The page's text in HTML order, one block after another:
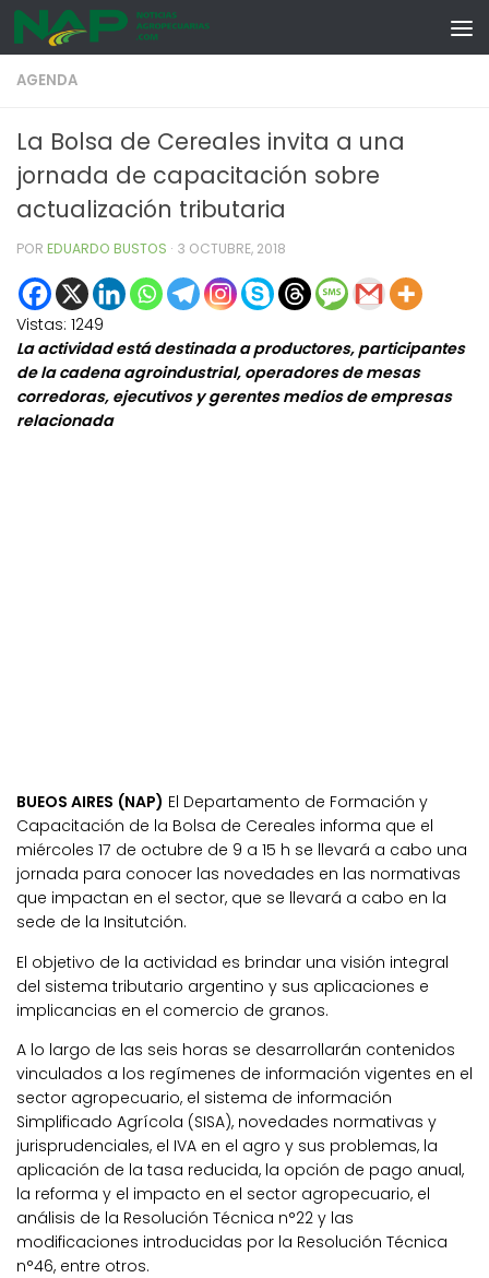
Skip to content
AGENDA
La Bolsa de Cereales invita a una
jornada de capacitación sobre
actualización tributaria
POR EDUARDO BUSTOS · 3 OCTUBRE, 2018
Vistas: 1249
La actividad está destinada a productores, participantes
de la cadena agroindustrial, operadores de mesas
corredoras, ejecutivos y gerentes medios de empresas
relacionada
BUEOS AIRES (NAP) El Departamento de Formación y
Capacitación de la Bolsa de Cereales informa que el
miércoles 17 de octubre de 9 a 15 h se llevará a cabo una
jornada para conocer las novedades en las normativas
que impactan en el sector, que se llevará a cabo en la
sede de la Insitutción.
El objetivo de la actividad es brindar una visión integral
del sistema tributario argentino y sus aplicaciones e
implicancias en el comercio de granos.
A lo largo de las seis horas se desarrollarán contenidos
vinculados a los regímenes de información vigentes en el
sector agropecuario, el sistema de información
Simplificado Agrícola (SISA), novedades normativas y
jurisprudenciales, el IVA en el agro y sus problemas, la
aplicación de la tasa reducida, la opción de pago anual,
la reforma y el impacto en el sector agropecuario, el
análisis de la Resolución Técnica n°22 y las
modificaciones introducidas por la Resolución Técnica
n°46, entre otros.